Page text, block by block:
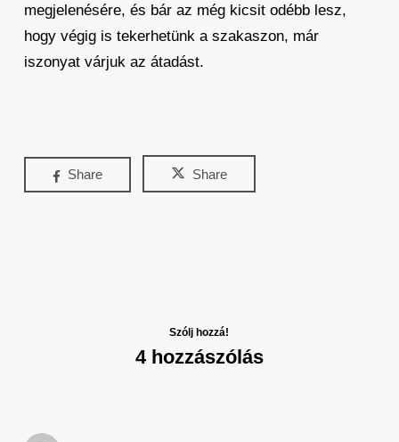
megjelenésére, és bár az még kicsit odébb lesz,
hogy végig is tekerhetünk a szakaszon, már
iszonyat várjuk az átadást.
Share Share
Szólj hozzá!
4 hozzászólás